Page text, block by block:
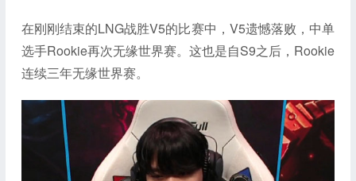
在刚刚结束的LNG战胜V5的比赛中，V5遗憾落败，中单
选手Rookie再次无缘世界赛。这也是自S9之后，Rookie
连续三年无缘世界赛。